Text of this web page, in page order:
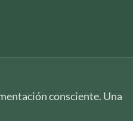
consciente. Una